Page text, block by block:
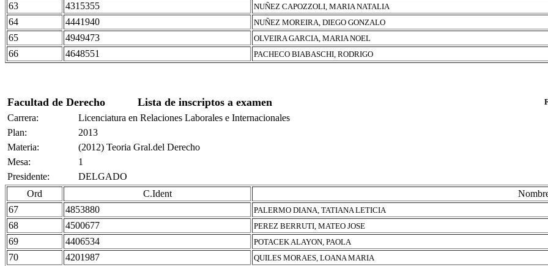
63 4315355 NUÑEZ CAPOZZOLI, MARIA NATALIA
64 4441940 NUÑEZ MOREIRA, DIEGO GONZALO
65 4949473 OLVEIRA GARCIA, MARIA NOEL
66 4648551 PACHECO BIABASCHI, RODRIGO
Facultad de Derecho Lista de inscriptos a examen
Carrera:
Licenciatura en Relaciones Laborales e Internacionales
Plan:
2013
Materia:
(2012) Teoria Gral.del Derecho
Mesa:
1
Presidente:
DELGADO
Ord
C.Ident
67
4853880 PALERMO DIANA, TATIANA LETICIA
68 4500677 PEREZ BERRUTI, MATEO JOSE
69 4406534 POTACEK ALAYON, PAOLA
70 4201987 QUILES MORAES, LOANA MARIA